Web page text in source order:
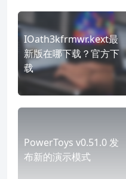
IOath3kfrmwr.kext最
新版在哪下载？官方下
载
PowerToys v0.51.0 发
布新的演示模式